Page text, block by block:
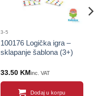
3-5
100176 Logička igra –
sklapanje šablona (3+)
33.50 KMinc. VAT
Dodaj u korpu